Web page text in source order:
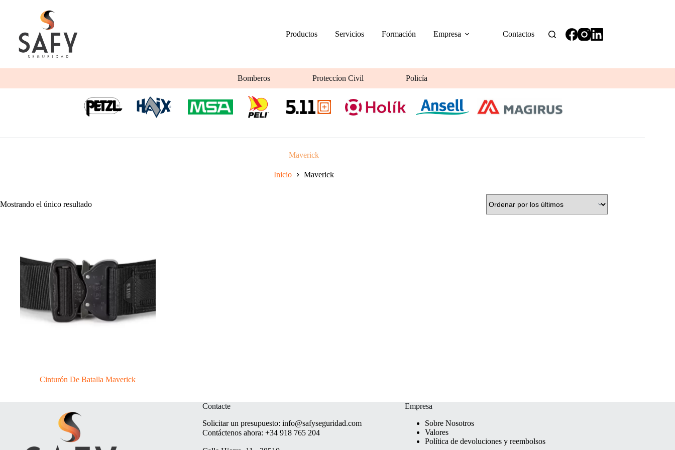
Productos
Servicios Formación Empresa Contactos
Bomberos Proteccíon Civil Policía
Maverick
Inicio Maverick
Mostrando el único resultado
Cinturón De Batalla Maverick
Contacte
Solicitar un presupuesto:info@safyseguridad.com
Contáctenos ahora:+34 918 765 204
Empresa
Sobre Nosotros
Valores
Política de devoluciones y reembolsos